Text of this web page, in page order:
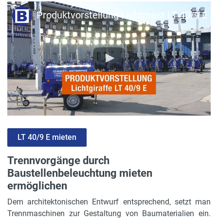
Produktvorstellung Lichtmast LT 40/9 E
LT 40/9 E mieten
Trennvorgänge durch
Baustellenbeleuchtung mieten
ermöglichen
Dem architektonischen Entwurf entsprechend, setzt man
Trennmaschinen zur Gestaltung von Baumaterialien ein.